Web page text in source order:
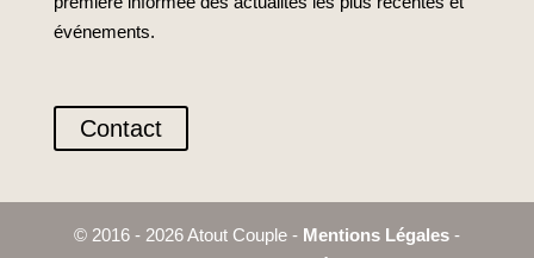
événements.
Contact
© 2016 - 2026 Atout Couple - Mentions Légales-